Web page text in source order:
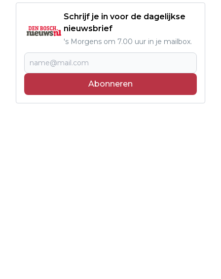
Schrijf je in voor de dagelijkse
nieuwsbrief
's Morgens om 7.00 uur in je mailbox.
Abonneren